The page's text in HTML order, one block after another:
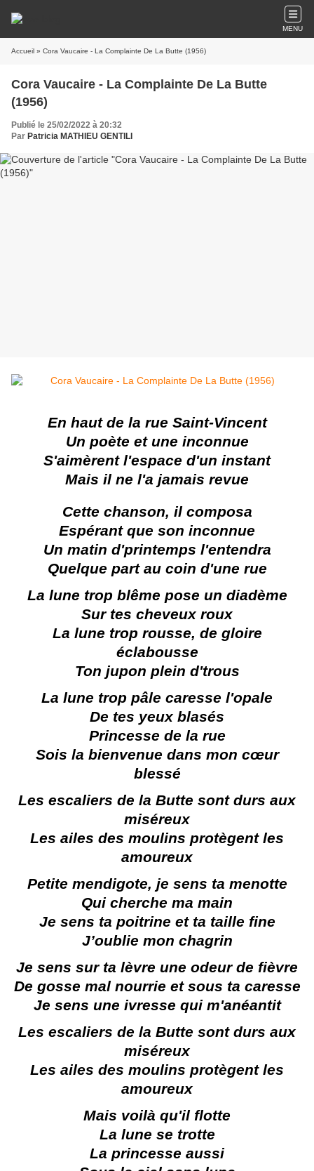
MENU
Accueil » Cora Vaucaire - La Complainte De La Butte (1956)
Cora Vaucaire - La Complainte De La Butte
(1956)
Publié le 25/02/2022 à 20:32
Par Patricia MATHIEU GENTILI
En haut de la rue Saint-Vincent
Un poète et une inconnue
S'aimèrent l'espace d'un instant
Mais il ne l'a jamais revue
Cette chanson, il composa
Espérant que son inconnue
Un matin d'printemps l'entendra
Quelque part au coin d'une rue
La lune trop blême pose un diadème
Sur tes cheveux roux
La lune trop rousse, de gloire
éclabousse
Ton jupon plein d'trous
La lune trop pâle caresse l'opale
De tes yeux blasés
Princesse de la rue
Sois la bienvenue dans mon cœur
blessé
Les escaliers de la Butte sont durs aux
miséreux
Les ailes des moulins protègent les
amoureux
Petite mendigote, je sens ta menotte
Qui cherche ma main
Je sens ta poitrine et ta taille fine
J’oublie mon chagrin
Je sens sur ta lèvre une odeur de fièvre
De gosse mal nourrie et sous ta caresse
Je sens une ivresse qui m'anéantit
Les escaliers de la Butte sont durs aux
miséreux
Les ailes des moulins protègent les
amoureux
Mais voilà qu'il flotte
La lune se trotte
La princesse aussi